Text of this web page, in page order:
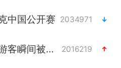
中国公开赛 2034971
西湖突现狂风暴雨 游客瞬间被浇透 2016219